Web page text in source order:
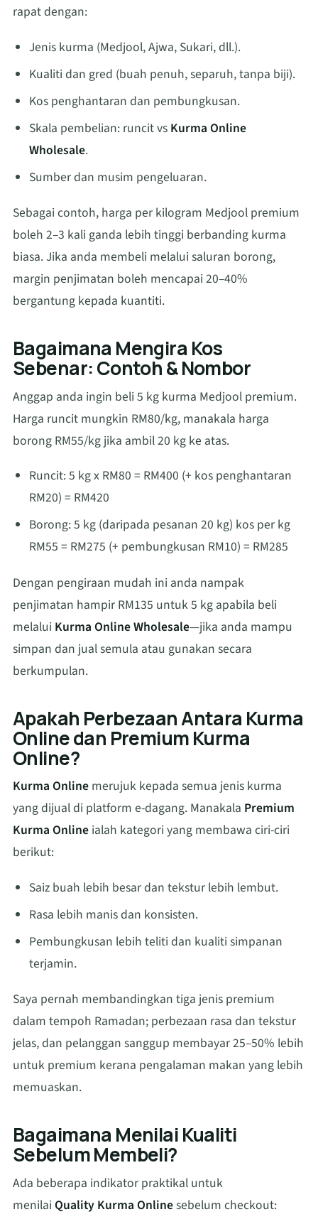
rapat dengan:
Jenis kurma (Medjool, Ajwa, Sukari, dll.).
Kualiti dan gred (buah penuh, separuh, tanpa biji).
Kos penghantaran dan pembungkusan.
Skala pembelian: runcit vs Kurma Online
Wholesale.
Sumber dan musim pengeluaran.
Sebagai contoh, harga per kilogram Medjool premium
boleh 2–3 kali ganda lebih tinggi berbanding kurma
biasa. Jika anda membeli melalui saluran borong,
margin penjimatan boleh mencapai 20–40%
bergantung kepada kuantiti.
Bagaimana Mengira Kos
Sebenar: Contoh & Nombor
Anggap anda ingin beli 5 kg kurma Medjool premium.
Harga runcit mungkin RM80/kg, manakala harga
borong RM55/kg jika ambil 20 kg ke atas.
Runcit: 5 kg x RM80 = RM400 (+ kos penghantaran
RM20) = RM420
Borong: 5 kg (daripada pesanan 20 kg) kos per kg
RM55 = RM275 (+ pembungkusan RM10) = RM285
Dengan pengiraan mudah ini anda nampak
penjimatan hampir RM135 untuk 5 kg apabila beli
melalui Kurma Online Wholesale—jika anda mampu
simpan dan jual semula atau gunakan secara
berkumpulan.
Apakah Perbezaan Antara Kurma
Online dan Premium Kurma
Online?
Kurma Online merujuk kepada semua jenis kurma
yang dijual di platform e-dagang. Manakala Premium
Kurma Online ialah kategori yang membawa ciri-ciri
berikut:
Saiz buah lebih besar dan tekstur lebih lembut.
Rasa lebih manis dan konsisten.
Pembungkusan lebih teliti dan kualiti simpanan
terjamin.
Saya pernah membandingkan tiga jenis premium
dalam tempoh Ramadan; perbezaan rasa dan tekstur
jelas, dan pelanggan sanggup membayar 25–50% lebih
untuk premium kerana pengalaman makan yang lebih
memuaskan.
Bagaimana Menilai Kualiti
Sebelum Membeli?
Ada beberapa indikator praktikal untuk
menilai Quality Kurma Onlinesebelum checkout: